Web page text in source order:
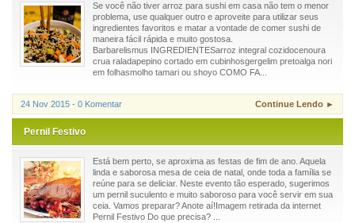
Se você não tiver arroz para sushi em casa não tem o menor
problema, use qualquer outro e aproveite para utilizar seus
ingredientes favoritos e matar a vontade de comer sushi de
maneira fácil rápida e muito gostosa.
Barbarelismus INGREDIENTESarroz integral cozidocenoura
crua raladapepino cortado em cubinhosgergelim pretoalga nori
em folhasmolho tamari ou shoyo COMO FA...
24 Nov 2015 - 0 Komentar Continue Lendo ►
Pernil Festivo
Está bem perto, se aproxima as festas de fim de ano. Aquela
linda e saborosa mesa de ceia de natal, onde toda a família se
reúne para se deliciar. Neste evento tão esperado, sugerimos
um pernil suculento e muito saboroso para você servir em sua
ceia. Vamos preparar? Anote aí!Imagem retirada da internet
Pernil Festivo Do que precisa? ...